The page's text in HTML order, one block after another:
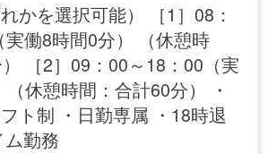
かを選択可能） ［1］08：
働8時間0分） （休憩時
［2］09：00～18：00（実
休憩時間：合計60分） ・
ト制 ・日勤専属 ・18時退
勤務